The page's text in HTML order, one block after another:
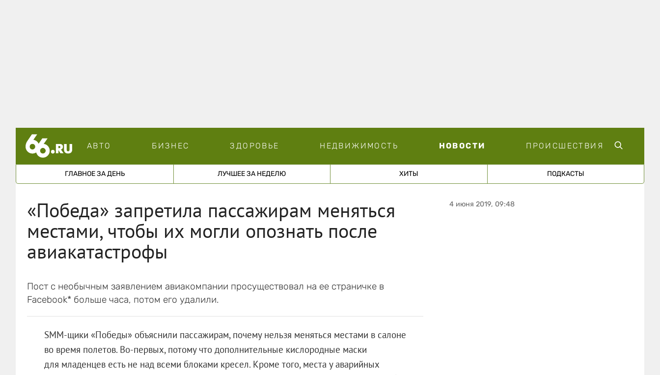
АВТО БИЗНЕС ЗДОРОВЬЕ НЕДВИЖИМОСТЬ НОВОСТИ ПРОИСШЕСТВИЯ
ГЛАВНОЕ ЗА ДЕНЬ ЛУЧШЕЕ ЗА НЕДЕЛЮ ХИТЫ ПОДКАСТЫ
«Победа» запретила пассажирам меняться
местами, чтобы их могли опознать после
авиакатастрофы
Пост с необычным заявлением авиакомпании просуществовал на ее страничке в
Facebook* больше часа, потом его удалили.
SMM-щики «Победы» объяснили пассажирам, почему нельзя меняться местами в салоне
во время полетов. Во-первых, потому что дополнительные кислородные маски
для младенцев есть не над всеми блоками кресел. Кроме того, места у аварийных
4 июня 2019, 09:48